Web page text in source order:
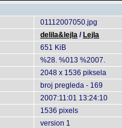
01112007050.jpg
delila&lejla / Lejla
651 KiB
%28. %013 %2007.
2048 x 1536 piksela
broj pregleda - 169
2007:11:01 13:24:10
1536 pixels
version 1